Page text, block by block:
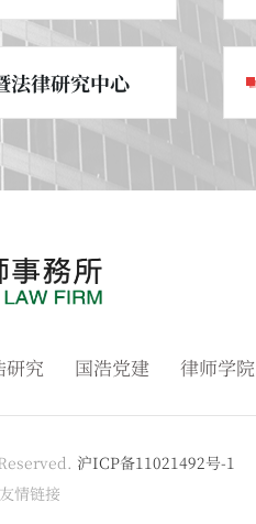
法律研究中心
研究 国浩党建 律师学院
沪ICP备11021492号-1
友情链接